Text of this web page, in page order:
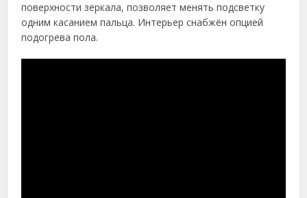
поверхности зеркала, позволяет менять подсветку
одним касанием пальца. Интерьер снабжён опцией
подогрева пола.